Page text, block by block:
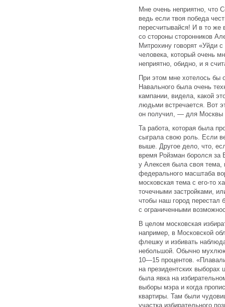
Мне очень неприятно, что
ведь если твоя победа
пересчитывайся! И в то же
со стороны сторонников
Митрохину говорят «Уйди
человека, который очень
неприятно, обидно, и я
При этом мне хотелось бы
Навального была очень
кампании, видела, какой
людьми встречается. Вот
он получил, — для Москвы
Та работа, которая была
сыграла свою роль. Если
выше. Другое дело, что,
время Ройзман боролся за
у Алексея была своя тема,
федерального масштаба
московская тема с его-то
точечными застройками,
чтобы наш город перестал
с ограниченными
В целом московская
например, в Московской
флешку и избивать
небольшой. Обычно
10—15 процентов.
на президентских выборах
была явка на
выборы мэра и когда
квартиры. Там были
участка избирательного